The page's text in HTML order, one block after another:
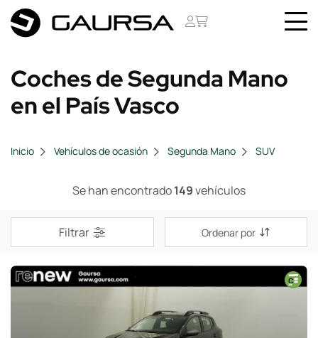
Coches de Segunda Mano
en el País Vasco
Inicio Vehículos de ocasión Segunda Mano SUV
Se han encontrado149vehículos
Filtrar Ordenar por